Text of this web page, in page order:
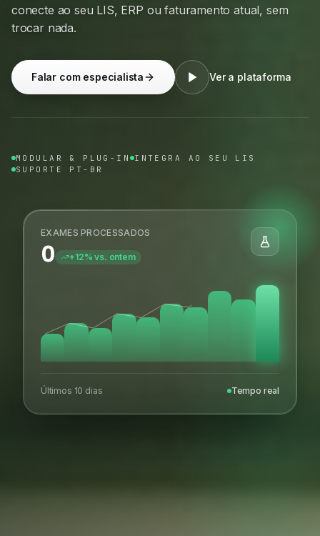
conecte ao seu LIS, ERP ou faturamento atual, sem
trocar nada.
Falar com especialista Ver a plataforma
MODULAR & PLUG-IN INTEGRA AO SEU LIS
SUPORTE PT-BR
EXAMES PROCESSADOS
0 +12% vs. ontem
Últimos 10 dias Tempo real